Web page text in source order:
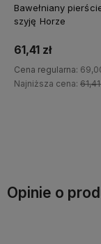
Carrot Stick bat
ziemi Umbria
80,10 zł
Cena regularna:
Najniższa cena:
Opinie o